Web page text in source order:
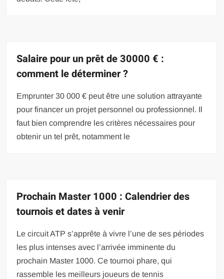
Salaire pour un prêt de 30000 € :
comment le déterminer ?
Emprunter 30 000 € peut être une solution attrayante
pour financer un projet personnel ou professionnel. Il
faut bien comprendre les critères nécessaires pour
obtenir un tel prêt, notamment le
Prochain Master 1000 : Calendrier des
tournois et dates à venir
Le circuit ATP s’apprête à vivre l’une de ses périodes
les plus intenses avec l’arrivée imminente du
prochain Master 1000. Ce tournoi phare, qui
rassemble les meilleurs joueurs de tennis